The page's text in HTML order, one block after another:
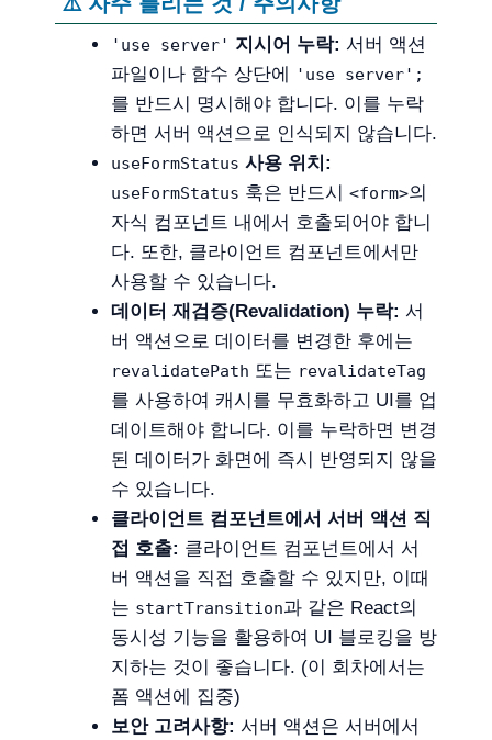
'use server' 지시어 누락: 서버 액션
파일이나 함수 상단에
'use server';
를 반드시 명시해야 합니다. 이를 누락
하면 서버 액션으로 인식되지 않습니다.
useFormStatus 사용 위치:
useFormStatus 훅은 반드시 <form>의
자식 컴포넌트 내에서 호출되어야 합니
다. 또한, 클라이언트 컴포넌트에서만
사용할 수 있습니다.
데이터 재검증(Revalidation) 누락: 서
버 액션으로 데이터를 변경한 후에는
revalidatePath 또는 revalidateTag
를 사용하여 캐시를 무효화하고 UI를 업
데이트해야 합니다. 이를 누락하면 변경
된 데이터가 화면에 즉시 반영되지 않을
수 있습니다.
클라이언트 컴포넌트에서 서버 액션 직
접 호출: 클라이언트 컴포넌트에서 서
버 액션을 직접 호출할 수 있지만, 이때
는 startTransition과 같은 React의
동시성 기능을 활용하여 UI 블로킹을 방
지하는 것이 좋습니다. (이 회차에서는
폼 액션에 집중)
보안 고려사항: 서버 액션은 서버에서